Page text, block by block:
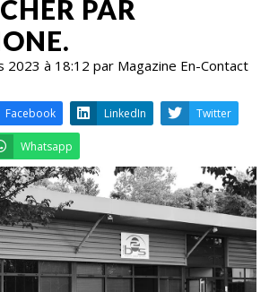
PAR
2023 à 18:12 par Magazine En-Contact
Facebook LinkedIn
Whatsapp